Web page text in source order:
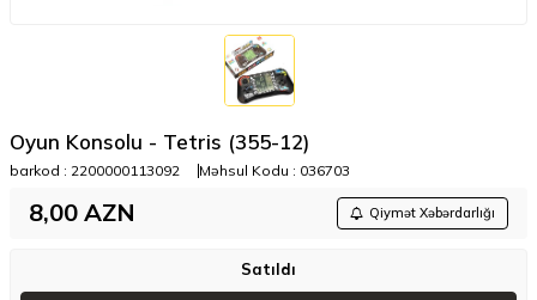
Oyun Konsolu - Tetris (355-12)
barkod : 2200000113092 Məhsul Kodu : 036703
8,00 AZN Qiymət Xəbərdarlığı
Satıldı